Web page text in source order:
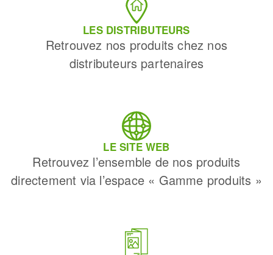
LES DISTRIBUTEURS
Retrouvez nos produits chez nos
distributeurs partenaires
LE SITE WEB
Retrouvez l’ensemble de nos produits
directement via l’espace « Gamme produits »